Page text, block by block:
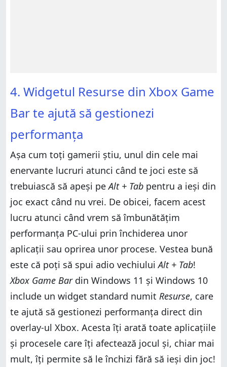
4. Widgetul Resurse din Xbox Game
Bar te ajută să gestionezi
performanța
Așa cum toți gamerii știu, unul din cele mai
enervante lucruri atunci când te joci este să
trebuiască să apeși peAlt + Tab pentru a ieși din
joc exact când nu vrei. De obicei, facem acest
lucru atunci când vrem să îmbunătățim
performanța PC-ului prin închiderea unor
aplicații sau oprirea unor procese. Vestea bună
este că poți să spui adio vechiuluiAlt + Tab!
Xbox Game Bardin Windows 11 și Windows 10
include un widget standard numit Resurse, care
te ajută să gestionezi performanța direct din
overlay-ul Xbox. Acesta îți arată toate aplicațiile
și procesele care îți afectează jocul și, chiar mai
mult, îți permite să le închizi fără să ieși din joc!